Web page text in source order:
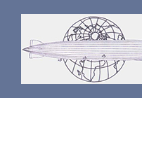
springen